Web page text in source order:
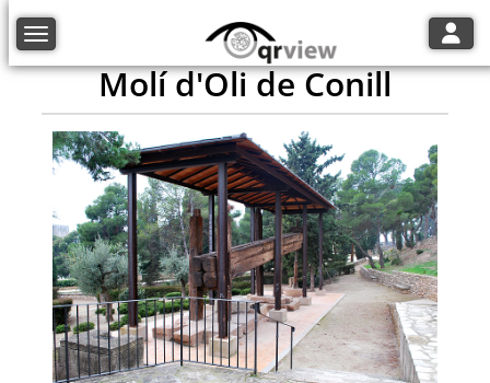
Toggle navigation
Molí d'Oli de Conill